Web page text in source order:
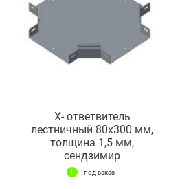
Х- ответвитель
лестничный 80х300 мм,
толщина 1,5 мм,
сендзимир
под заказ